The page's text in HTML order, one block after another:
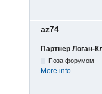
az74
Партнер Логан-
Поза форумом
More info